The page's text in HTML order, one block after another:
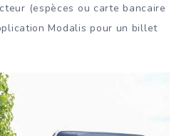
(espèces ou carte bancaire
Modalis pour un billet